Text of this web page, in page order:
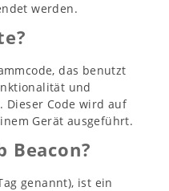
werden.
das benutzt
und
Dieser Code wird auf
Gerät ausgeführt.
Beacon?
genannt), ist ein